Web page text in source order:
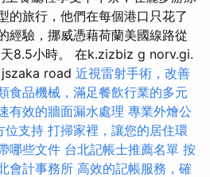
的旅行，他們在每個港口只花了
經驗，挪威憑藉荷蘭美國線路從
8.5小時。 在k.zizbiz g norv.gi.
road 近視雷射手術，改善
食品機械，滿足餐飲行業的多元
有效的牆面漏水處理 專業外燴公
位支持 打掃家裡，讓您的居住環
哪些文件 台北記帳士推薦名單 按
會計事務所 高效的記帳服務，確